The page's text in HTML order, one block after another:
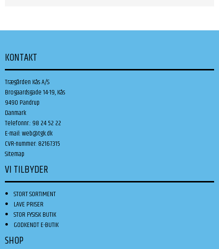
KONTAKT
Trægården Kås A/S
Brogaardsgade 14-19, Kås
9490 Pandrup
Danmark
Telefonnr.: 98 24 52 22
E-mail:web@tgk.dk
CVR-nummer: 82167315
Sitemap
VI TILBYDER
STORT SORTIMENT
LAVE PRISER
STOR FYSISK BUTIK
GODKENDT E-BUTIK
SHOP